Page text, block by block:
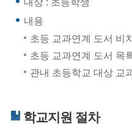
대상 : 초등학생
내용
초등 교과연계 도서 비치
초등 교과연계 도서 목
관내 초등학교 대상 교
학교지원 절차